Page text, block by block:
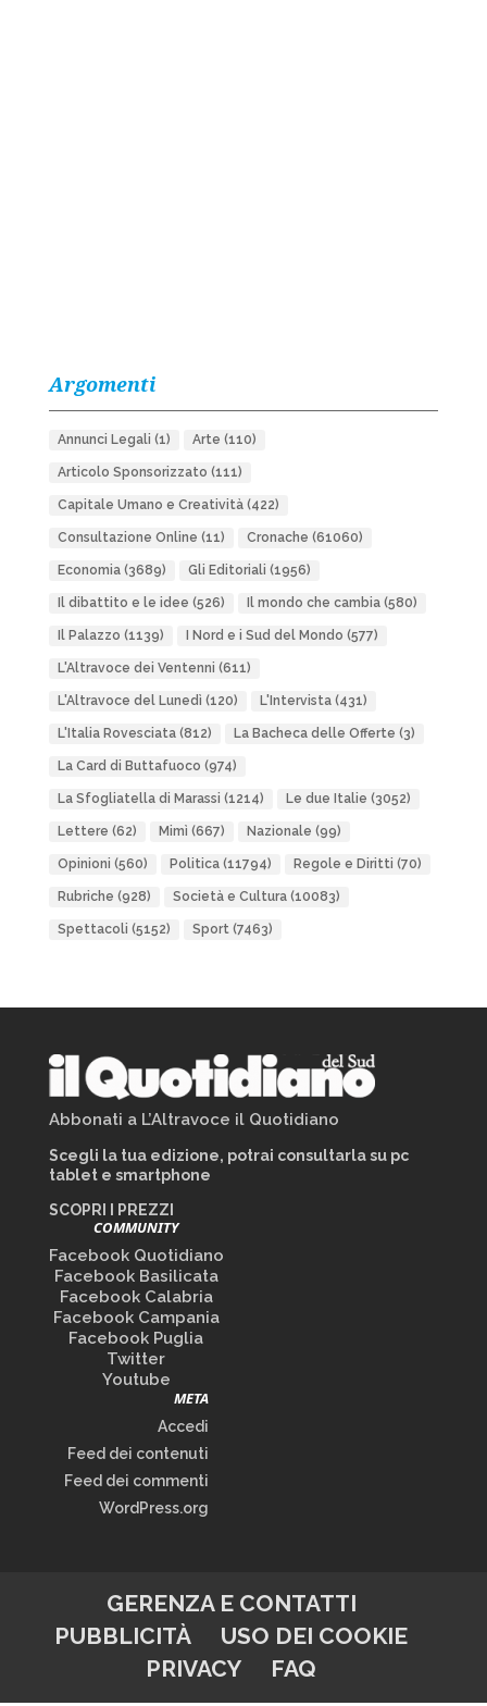
Argomenti
Annunci Legali (1) Arte (110)
Articolo Sponsorizzato (111)
Capitale Umano e Creatività(422)
Consultazione Online (11) Cronache (61060)
Economia(3689) Gli Editoriali (1956)
Il dibattito e le idee (526) Il mondo che cambia(580)
Il Palazzo (1139) I Nord e i Sud del Mondo (577)
L'Altravoce dei Ventenni (611)
L'Altravoce del Lunedì (120) L'Intervista(431)
L'Italia Rovesciata(812) La Bacheca delle Offerte (3)
La Card di Buttafuoco (974)
La Sfogliatella di Marassi (1214) Le due Italie (3052)
Lettere (62) Mimì (667) Nazionale (99)
Opinioni (560) Politica(11794) Regole e Diritti (70)
Rubriche (928) Società e Cultura(10083)
Spettacoli (5152) Sport(7463)
Abbonati a L’Altravoce il Quotidiano
Scegli la tua edizione, potrai consultarla su pc
tablet e smartphone
SCOPRI I PREZZI
COMMUNITY
Facebook Quotidiano
Facebook Basilicata
Facebook Calabria
Facebook Campania
Facebook Puglia
Twitter
Youtube
META
Accedi
Feed dei contenuti
Feed dei commenti
WordPress.org
GERENZA E CONTATTI
PUBBLICITÀ
USO DEI COOKIE
PRIVACY
FAQ